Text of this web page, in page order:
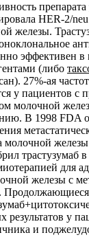
препарата
HER-2/
железы.
эффективен
(либо
27%-ая
у пациентов с
молочной
В 1998 FDA
молочной
трастузумаб
для
железы с
результатов у
и